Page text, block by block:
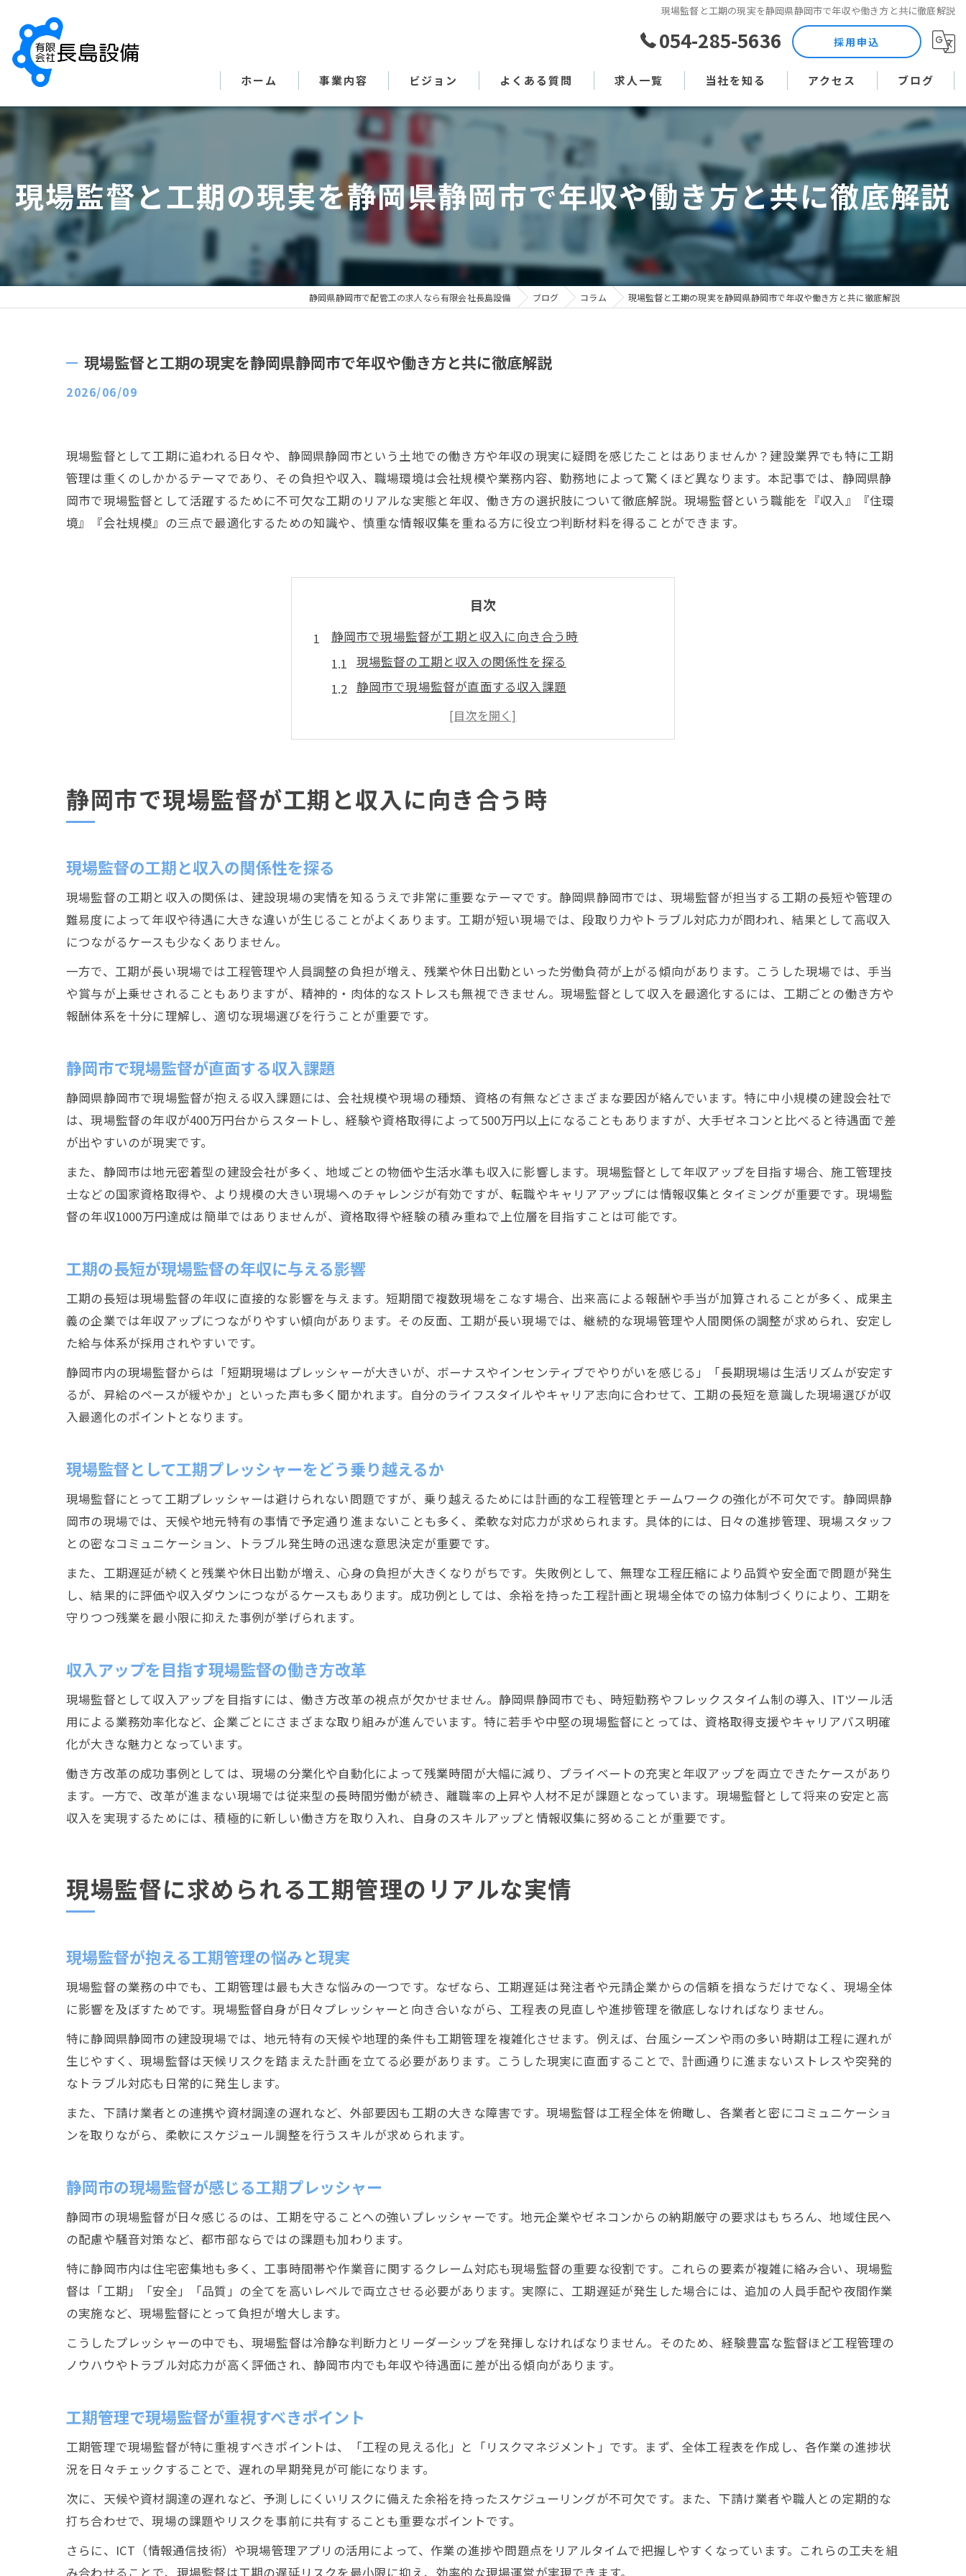
現場監督と工期の現実を静岡県静岡市で年収や働き方と共に徹底解説
054-285-5636 採用申込
ホーム 事業内容 ビジョン よくある質問 求人一覧 当社を知る
土木作業員
現場監督
未経験
直行直帰
アクセス ブログ
コラム
現場監督と工期の現実を静岡県静岡市で年収や働き方と共に徹底解説
静岡県静岡市で配管工の求人なら有限会社長島設備 ブログ コラム 現場監督と工期の現実を静岡県静岡市で年収や働き方と共に徹底解説
現場監督と工期の現実を静岡県静岡市で年収や働き方と共に徹底解説
2026/06/09
現場監督として工期に追われる日々や、静岡県静岡市という土地での働き方や年収の現実に疑問を感じたことはありませんか？建設業界でも特に工期
管理は重くのしかかるテーマであり、その負担や収入、職場環境は会社規模や業務内容、勤務地によって驚くほど異なります。本記事では、静岡県静
岡市で現場監督として活躍するために不可欠な工期のリアルな実態と年収、働き方の選択肢について徹底解説。現場監督という職能を『収入』『住環
境』『会社規模』の三点で最適化するための知識や、慎重な情報収集を重ねる方に役立つ判断材料を得ることができます。
目次
静岡市で現場監督が工期と収入に向き合う時
現場監督の工期と収入の関係性を探る
静岡市で現場監督が直面する収入課題
工期の長短が現場監督の年収に与える影響
現場監督として工期プレッシャーをどう乗り越えるか
現場監督に求められる工期管理のリアルな実情
現場監督が抱える工期管理の悩みと現実
現場監督の工期短縮に向けた工夫の実例
工期遅延が現場監督に及ぼす影響とは
静岡市で現場監督が選べる働き方の種類
現場監督としてのキャリア選択と工期の関係
静岡市内で現場監督が重視すべき職場環境
収入や工期から見る現場監督という職の実像
現場監督の収入と工期が仕事に与える影響
現場監督の実情と年収1000万円の可能性
工期と収入から考える現場監督のキャリア
現場監督が直面する収入と工期のジレンマ
現場監督の工期負担が大きい理由を解説
工期ストレス軽減のための現場監督の工夫
現場監督が工期負担を乗り越える実践法
工期負担が現場監督の離職理由になる背景
静岡市で現場監督が自身の働き方を最適化するには
現場監督として柔軟な工期管理を実現する
現場監督が静岡市で目指す働き方のヒント
工期ストレスを減らす現場監督のコツ
静岡市で現場監督が工期と収入に向き合う時
現場監督の工期と収入の関係性を探る
現場監督の工期と収入の関係は、建設現場の実情を知るうえで非常に重要なテーマです。静岡県静岡市では、現場監督が担当する工期の長短や管理の
難易度によって年収や待遇に大きな違いが生じることがよくあります。工期が短い現場では、段取り力やトラブル対応力が問われ、結果として高収入
につながるケースも少なくありません。
一方で、工期が長い現場では工程管理や人員調整の負担が増え、残業や休日出勤といった労働負荷が上がる傾向があります。こうした現場では、手当
や賞与が上乗せされることもありますが、精神的・肉体的なストレスも無視できません。現場監督として収入を最適化するには、工期ごとの働き方や
報酬体系を十分に理解し、適切な現場選びを行うことが重要です。
静岡市で現場監督が直面する収入課題
静岡県静岡市で現場監督が抱える収入課題には、会社規模や現場の種類、資格の有無などさまざまな要因が絡んでいます。特に中小規模の建設会社で
は、現場監督の年収が400万円台からスタートし、経験や資格取得によって500万円以上になることもありますが、大手ゼネコンと比べると待遇面で差
が出やすいのが現実です。
また、静岡市は地元密着型の建設会社が多く、地域ごとの物価や生活水準も収入に影響します。現場監督として年収アップを目指す場合、施工管理技
士などの国家資格取得や、より規模の大きい現場へのチャレンジが有効ですが、転職やキャリアアップには情報収集とタイミングが重要です。現場監
督の年収1000万円達成は簡単ではありませんが、資格取得や経験の積み重ねで上位層を目指すことは可能です。
工期の長短が現場監督の年収に与える影響
工期の長短は現場監督の年収に直接的な影響を与えます。短期間で複数現場をこなす場合、出来高による報酬や手当が加算されることが多く、成果主
義の企業では年収アップにつながりやすい傾向があります。その反面、工期が長い現場では、継続的な現場管理や人間関係の調整が求められ、安定し
た給与体系が採用されやすいです。
静岡市内の現場監督からは「短期現場はプレッシャーが大きいが、ボーナスやインセンティブでやりがいを感じる」「長期現場は生活リズムが安定す
るが、昇給のペースが緩やか」といった声も多く聞かれます。自分のライフスタイルやキャリア志向に合わせて、工期の長短を意識した現場選びが収
入最適化のポイントとなります。
現場監督として工期プレッシャーをどう乗り越えるか
現場監督にとって工期プレッシャーは避けられない問題ですが、乗り越えるためには計画的な工程管理とチームワークの強化が不可欠です。静岡県静
岡市の現場では、天候や地元特有の事情で予定通り進まないことも多く、柔軟な対応力が求められます。具体的には、日々の進捗管理、現場スタッフ
との密なコミュニケーション、トラブル発生時の迅速な意思決定が重要です。
また、工期遅延が続くと残業や休日出勤が増え、心身の負担が大きくなりがちです。失敗例として、無理な工程圧縮により品質や安全面で問題が発生
し、結果的に評価や収入ダウンにつながるケースもあります。成功例としては、余裕を持った工程計画と現場全体での協力体制づくりにより、工期を
守りつつ残業を最小限に抑えた事例が挙げられます。
収入アップを目指す現場監督の働き方改革
現場監督として収入アップを目指すには、働き方改革の視点が欠かせません。静岡県静岡市でも、時短勤務やフレックスタイム制の導入、ITツール活
用による業務効率化など、企業ごとにさまざまな取り組みが進んでいます。特に若手や中堅の現場監督にとっては、資格取得支援やキャリアパス明確
化が大きな魅力となっています。
働き方改革の成功事例としては、現場の分業化や自動化によって残業時間が大幅に減り、プライベートの充実と年収アップを両立できたケースがあり
ます。一方で、改革が進まない現場では従来型の長時間労働が続き、離職率の上昇や人材不足が課題となっています。現場監督として将来の安定と高
収入を実現するためには、積極的に新しい働き方を取り入れ、自身のスキルアップと情報収集に努めることが重要です。
現場監督に求められる工期管理のリアルな実情
現場監督が抱える工期管理の悩みと現実
現場監督の業務の中でも、工期管理は最も大きな悩みの一つです。なぜなら、工期遅延は発注者や元請企業からの信頼を損なうだけでなく、現場全体
に影響を及ぼすためです。現場監督自身が日々プレッシャーと向き合いながら、工程表の見直しや進捗管理を徹底しなければなりません。
特に静岡県静岡市の建設現場では、地元特有の天候や地理的条件も工期管理を複雑化させます。例えば、台風シーズンや雨の多い時期は工程に遅れが
生じやすく、現場監督は天候リスクを踏まえた計画を立てる必要があります。こうした現実に直面することで、計画通りに進まないストレスや突発的
なトラブル対応も日常的に発生します。
また、下請け業者との連携や資材調達の遅れなど、外部要因も工期の大きな障害です。現場監督は工程全体を俯瞰し、各業者と密にコミュニケーショ
ンを取りながら、柔軟にスケジュール調整を行うスキルが求められます。
静岡市の現場監督が感じる工期プレッシャー
静岡市の現場監督が日々感じるのは、工期を守ることへの強いプレッシャーです。地元企業やゼネコンからの納期厳守の要求はもちろん、地域住民へ
の配慮や騒音対策など、都市部ならではの課題も加わります。
特に静岡市内は住宅密集地も多く、工事時間帯や作業音に関するクレーム対応も現場監督の重要な役割です。これらの要素が複雑に絡み合い、現場監
督は「工期」「安全」「品質」の全てを高いレベルで両立させる必要があります。実際に、工期遅延が発生した場合には、追加の人員手配や夜間作業
の実施など、現場監督にとって負担が増大します。
こうしたプレッシャーの中でも、現場監督は冷静な判断力とリーダーシップを発揮しなければなりません。そのため、経験豊富な監督ほど工程管理の
ノウハウやトラブル対応力が高く評価され、静岡市内でも年収や待遇面に差が出る傾向があります。
工期管理で現場監督が重視すべきポイント
工期管理で現場監督が特に重視すべきポイントは、「工程の見える化」と「リスクマネジメント」です。まず、全体工程表を作成し、各作業の進捗状
況を日々チェックすることで、遅れの早期発見が可能になります。
次に、天候や資材調達の遅れなど、予測しにくいリスクに備えた余裕を持ったスケジューリングが不可欠です。また、下請け業者や職人との定期的な
打ち合わせで、現場の課題やリスクを事前に共有することも重要なポイントです。
さらに、ICT（情報通信技術）や現場管理アプリの活用によって、作業の進捗や問題点をリアルタイムで把握しやすくなっています。これらの工夫を組
み合わせることで、現場監督は工期の遅延リスクを最小限に抑え、効率的な現場運営が実現できます。